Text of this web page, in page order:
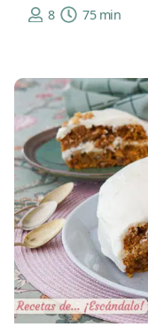
8
75 min